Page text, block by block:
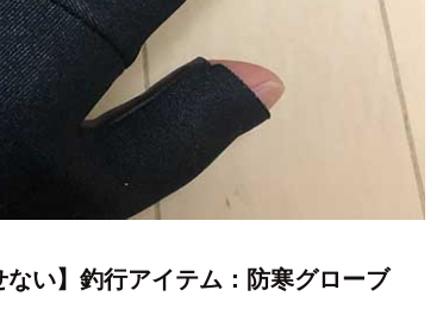
い】釣行アイテム：防寒グローブ